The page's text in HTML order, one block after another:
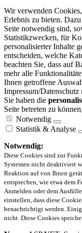
Wir verwenden
Erlebnis zu bieten.
Seite notwendig sind,
Statistikzwecken, für
personalisierter Inhalte
entscheiden, welche
beachten Sie, dass auf
mehr alle
Ihnen getroffene
Impressum/
Sie haben die
Seite betreten zu
Notwendig
Statistik & Analyse
Notwendig:
Diese Cookies sind zur
Systemen nicht deaktiviert
Reaktion auf von Ihnen
entsprechen, wie etwa dem
Anmelden oder dem
einstellen, dass diese
benachrichtigt werden.
nicht. Diese Cookies